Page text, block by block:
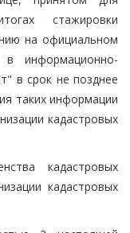
стажировки
на официальном
в информационно-
в срок не позднее
таких информации
кадастровых
кадастровых
кадастровых